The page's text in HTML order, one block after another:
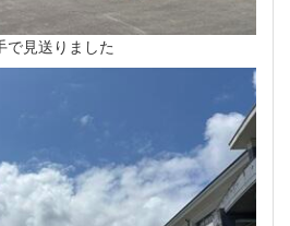
で見送りました